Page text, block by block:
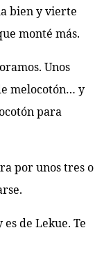
bien y vierte
monté más.
Unos
melocotón… y
para
por unos tres o
de Lekue. Te